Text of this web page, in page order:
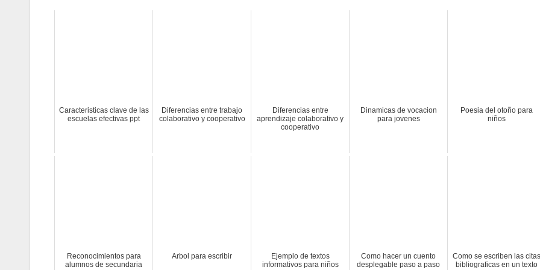
Caracteristicas clave de las
escuelas efectivas ppt
Diferencias entre trabajo
colaborativo y cooperativo
Diferencias entre
aprendizaje colaborativo y
cooperativo
Dinamicas de vocacion
para jovenes
Poesia del otoño para
niños
Reconocimientos para
alumnos de secundaria
Arbol para escribir
Ejemplo de textos
informativos para niños
Como hacer un cuento
desplegable paso a paso
Como se escriben las citas
bibliograficas en un texto